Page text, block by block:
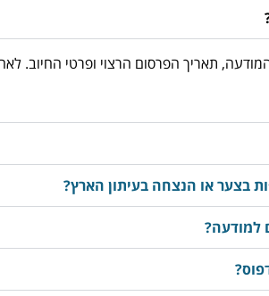
3763533, מוסרים את נוסח המודעה, תאריך הפרסום
בצער או הנצחה בעיתון הארץ?
למודעה?